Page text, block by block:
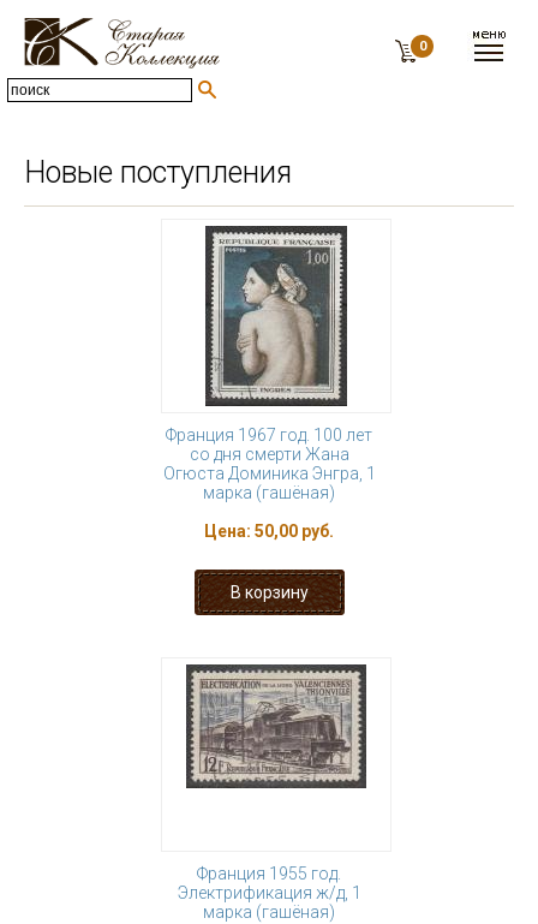
0
Новые поступления
Франция 1967 год. 100 лет
со дня смерти Жана
Огюста Доминика Энгра, 1
марка (гашёная)
Цена: 50,00 руб.
Франция 1955 год.
Электрификация ж/д, 1
марка (гашёная)